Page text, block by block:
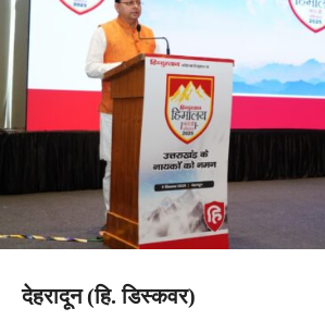
देहरादून (हि. डिस्कवर)